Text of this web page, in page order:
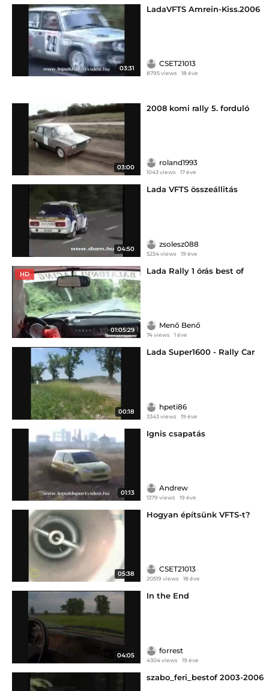
03:31
LadaVFTS Amrein-Kiss.2006
CSET21013
8795 views 18 éve
03:00
2008 komi rally 5. forduló
roland1993
1043 views 17 éve
04:50
Lada VFTS összeállitás
zsolesz088
5234 views 19 éve
HD
01:05:29
Lada Rally 1 órás best of
Menő Benő
74 views 1 éve
00:18
Lada Super1600 - Rally Car
hpeti86
3343 views 19 éve
01:13
Ignis csapatás
Andrew
1379 views 19 éve
05:38
Hogyan építsünk VFTS-t?
CSET21013
20519 views 18 éve
04:05
In the End
forrest
4304 views 19 éve
szabo_feri_bestof 2003-2006